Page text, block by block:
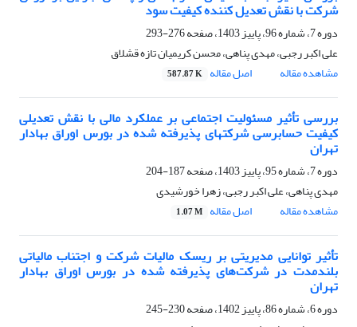
شرکت با نقش تعدیل کننده کیفیت سود
دوره 7، شماره 96، پاییز 1403، صفحه
276-293
علی اکبر رجبی، مهدی پناهی، محسن کریمیان تازه قشلاق
مشاهده مقاله
اصل مقاله 587.87 K
بررسی تأثیر مسئولیت اجتماعی بر عملکرد مالی با نقش تعدیلی
کیفیت حسابرسی شرکتهای پذیرفته شده در بورس اوراق بهادار
تهران
دوره 7، شماره 95، پاییز 1403، صفحه
187-204
مهدی پناهی، علی اکبر رجبی، زهرا خورشیدی
مشاهده مقاله
اصل مقاله 1.07 M
تأثیر توانایی مدیریتی بر ریسک مالیات شرکت و اجتناب مالیاتی
بلندمدت در شرکت‌های پذیرفته شده در بورس اوراق بهادار
تهران
دوره 6، شماره 86، پاییز 1402، صفحه
230-245